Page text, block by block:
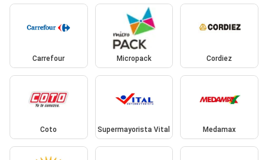
Carrefour Micropack Cordiez
Coto Supermayorista Vital Medamax